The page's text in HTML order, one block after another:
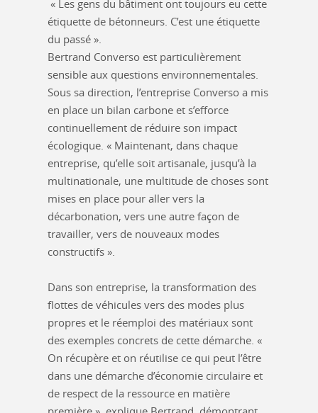
« Les gens du bâtiment ont toujours eu cette
étiquette de bétonneurs. C’est une étiquette
du passé ».
Bertrand Converso est particulièrement
sensible aux questions environnementales.
Sous sa direction, l’entreprise Converso a mis
en place un bilan carbone et s’efforce
continuellement de réduire son impact
écologique. « Maintenant, dans chaque
entreprise, qu’elle soit artisanale, jusqu’à la
multinationale, une multitude de choses sont
mises en place pour aller vers la
décarbonation, vers une autre façon de
travailler, vers de nouveaux modes
constructifs ».
Dans son entreprise, la transformation des
flottes de véhicules vers des modes plus
propres et le réemploi des matériaux sont
des exemples concrets de cette démarche. «
On récupère et on réutilise ce qui peut l’être
dans une démarche d’économie circulaire et
de respect de la ressource en matière